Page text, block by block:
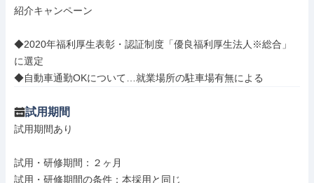
紹介キャンペーン
◆2020年福利厚生表彰・認証制度「優良福利厚生法人※総合」
に選定
◆自動車通勤OKについて…就業場所の駐車場有無による
試用期間
試用期間あり
試用・研修期間：２ヶ月